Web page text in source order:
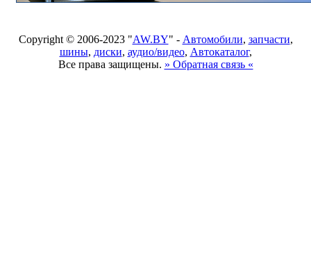
Copyright © 2006-2023 "AW.BY" - Автомобили, запчасти,
шины, диски, аудио/видео, Автокаталог,
Все права защищены. » Обратная связь «